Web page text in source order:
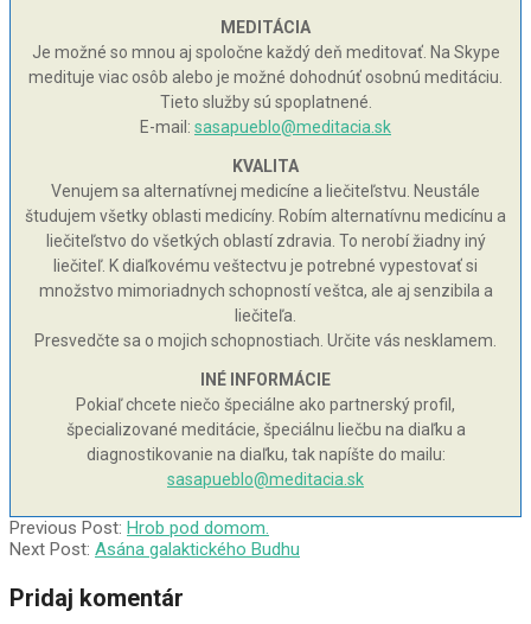
MEDITÁCIA
Je možné so mnou aj spoločne každý deň meditovať. Na Skype
medituje viac osôb alebo je možné dohodnúť osobnú meditáciu.
Tieto služby sú spoplatnené.
E-mail: sasapueblo@meditacia.sk
KVALITA
Venujem sa alternatívnej medicíne a liečiteľstvu. Neustále
študujem všetky oblasti medicíny. Robím alternatívnu medicínu a
liečiteľstvo do všetkých oblastí zdravia. To nerobí žiadny iný
liečiteľ. K diaľkovému veštectvu je potrebné vypestovať si
množstvo mimoriadnych schopností veštca, ale aj senzibila a
liečiteľa.
Presvedčte sa o mojich schopnostiach. Určite vás nesklamem.
INÉ INFORMÁCIE
Pokiaľ chcete niečo špeciálne ako partnerský profil,
špecializované meditácie, špeciálnu liečbu na diaľku a
diagnostikovanie na diaľku, tak napíšte do mailu:
sasapueblo@meditacia.sk
2003-
07-
Previous Post: Hrob pod domom.
Next Post: Asána galaktického Budhu
Pridaj komentár